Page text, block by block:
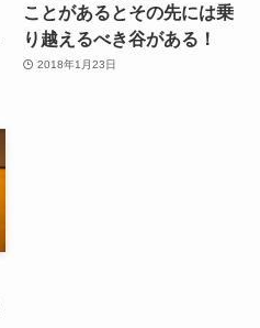
ことがあるとその先には乗
り越えるべき谷がある！
2018年1月23日